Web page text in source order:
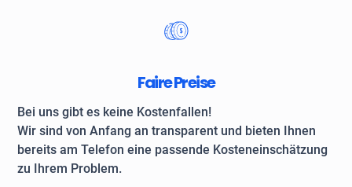
Faire Preise
Bei uns gibt es keine Kostenfallen!
Wir sind von Anfang an transparent und bieten Ihnen
bereits am Telefon eine passende Kosteneinschätzung
zu Ihrem Problem.